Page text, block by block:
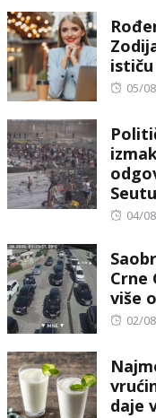
05/
04/
Crne
više
02/
daje